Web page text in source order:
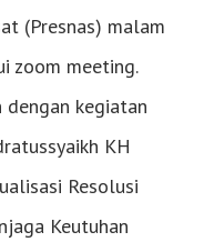
(Presnas) malam
zoom meeting.
kegiatan
KH
Resolusi
Keutuhan